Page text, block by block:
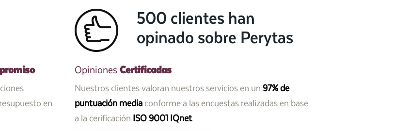
en
500 clientes han
opinado sobre Perytas
Opiniones Certificadas
Nuestros clientes valoran nuestros servicios en un 97% de
puntuación mediaconforme a las encuestas realizadas en base
a la cerificación ISO 9001 IQnet.